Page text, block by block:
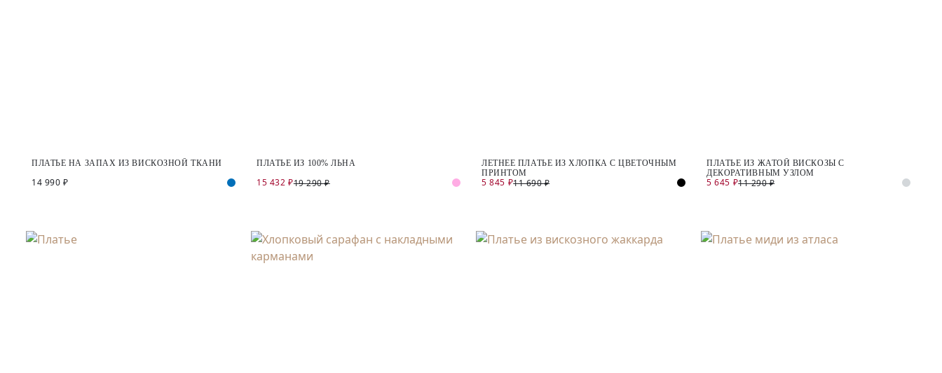
ПЛАТЬЕ НА ЗАПАХ ИЗ ВИСКОЗНОЙ ТКАНИ
14 990 ₽
ПЛАТЬЕ ИЗ 100% ЛЬНА
15 432 ₽19 290 ₽
ЛЕТНЕЕ ПЛАТЬЕ ИЗ ХЛОПКА С ЦВЕТОЧНЫМ
ПРИНТОМ
5 845 ₽11 690 ₽
ПЛАТЬЕ ИЗ ЖАТОЙ ВИСКОЗЫ С
ДЕКОРАТИВНЫМ УЗЛОМ
5 645 ₽11 290 ₽